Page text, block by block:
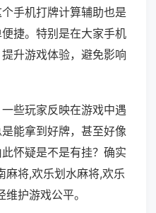
手机打牌计算辅助也是
捷。特别是在大家手机
升游戏体验，避免影响
些玩家反映在游戏中遇
能拿到好牌，甚至好像
怀疑是不是有挂？确实
麻将,欢乐划水麻将,欢乐
护游戏公平。